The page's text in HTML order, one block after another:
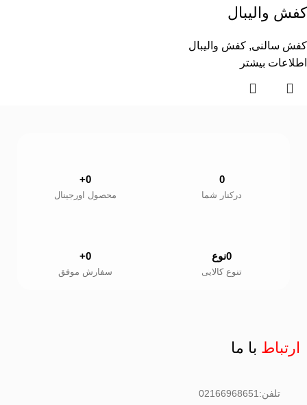
کفش والیبال
کفش سالنی, کفش والیبال
اطلاعات بیشتر
درکنار شما
0
محصول اورجینال
0
+
تنوع کالایی
0نوع
سفارش موفق
0
+
ارتباط با ما
تلفن:02166968651